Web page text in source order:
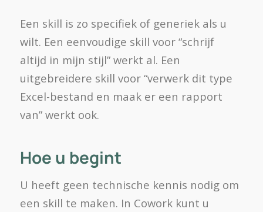
Een skill is zo specifiek of generiek als u
wilt. Een eenvoudige skill voor “schrijf
altijd in mijn stijl” werkt al. Een
uitgebreidere skill voor “verwerk dit type
Excel-bestand en maak er een rapport
van” werkt ook.
Hoe u begint
U heeft geen technische kennis nodig om
een skill te maken. In Cowork kunt u